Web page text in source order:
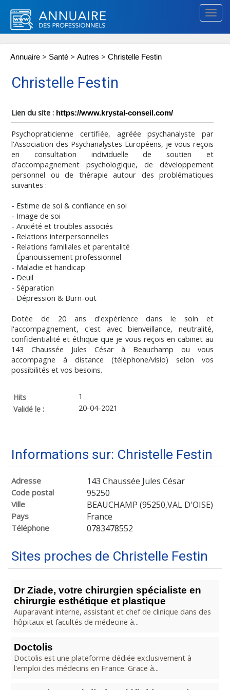
Annuaire > Santé > Autres > Christelle Festin
Christelle Festin
Lien du site : https://www.krystal-conseil.com/
Psychopraticienne certifiée, agréée psychanalyste par
l'Association des Psychanalystes Européens, je vous reçois
en consultation individuelle de soutien et
d'accompagnement psychologique, de développement
personnel ou de thérapie autour des problématiques
suivantes :
- Estime de soi & confiance en soi
- Image de soi
- Anxiété et troubles associés
- Relations interpersonnelles
- Relations familiales et parentalité
- Épanouissement professionnel
- Maladie et handicap
- Deuil
- Séparation
- Dépression & Burn-out
Dotée de 20 ans d'expérience dans le soin et
l'accompagnement, c'est avec bienveillance, neutralité,
confidentialité et éthique que je vous reçois en cabinet au
143 Chaussée Jules César à Beauchamp ou vous
accompagne à distance (téléphone/visio) selon vos
possibilités et vos besoins.
Hits
1
Validé le :
20-04-2021
Informations sur: Christelle Festin
Adresse 143 Chaussée Jules César
Code postal 95250
Ville BEAUCHAMP (95250,VAL D'OISE)
Pays France
Téléphone 0783478552
Sites proches de Christelle Festin
Dr Ziade, votre chirurgien spécialiste en
chirurgie esthétique et plastique
Auparavant interne, assistant et chef de clinique dans des
hôpitaux et facultés de médecine à...
Doctolis
Doctolis est une plateforme dédiée exclusivement à
l'emploi des médecins en France. Grace à...